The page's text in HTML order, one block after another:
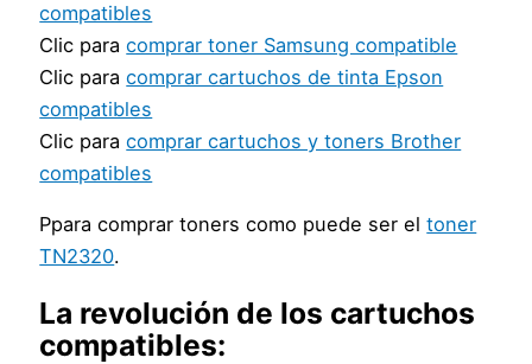
compatibles
Clic paracomprar toner Samsung compatible
Clic paracomprar cartuchos de tinta Epson
compatibles
Clic paracomprar cartuchos y toners Brother
compatibles
Ppara comprar toners como puede ser eltoner
TN2320.
La revolución de los cartuchos
compatibles: